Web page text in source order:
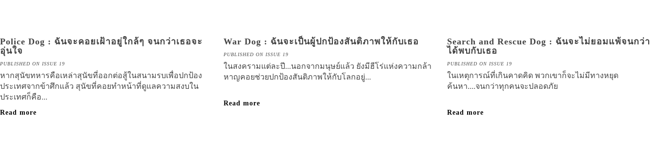
Police Dog : ฉันจะคอยเฝ้าอยู่ใกล้ๆ จนกว่าเธอจะ
อุ่นใจ
PUBLISHED ON ISSUE 19
หากสุนัขทหารคือเหล่าสุนัขที่ออกต่อสู้ในสนามรบเพื่อปกป้อง
ประเทศจากข้าศึกแล้ว สุนัขที่คอยทำหน้าที่ดูแลความสงบใน
ประเทศก็คือ...
Read more
War Dog : ฉันจะเป็นผู้ปกป้องสันติภาพให้กับเธอ
PUBLISHED ON ISSUE 19
ในสงครามแต่ละปี...นอกจากมนุษย์แล้ว ยังมีฮีโร่แห่งความกล้า
หาญคอยช่วยปกป้องสันติภาพให้กับโลกอยู่...
Read more
Search and Rescue Dog : ฉันจะไม่ยอมแพ้จนกว่า
ได้พบกับเธอ
PUBLISHED ON ISSUE 19
ในเหตุการณ์ที่เกินคาดคิด พวกเขาก็จะไม่มีทางหยุด
ค้นหา....จนกว่าทุกคนจะปลอดภัย
Read more